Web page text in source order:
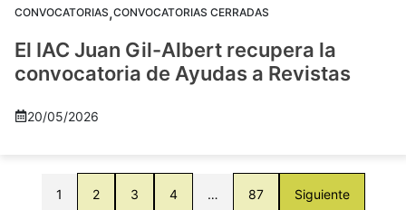
CONVOCATORIAS,CONVOCATORIAS CERRADAS
El IAC Juan Gil-Albert recupera la
convocatoria de Ayudas a Revistas
20/05/2026
1 2 3 4 … 87 Siguiente